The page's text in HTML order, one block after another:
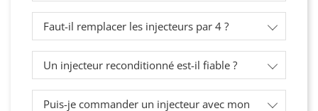
Faut-il remplacer les injecteurs par 4 ?
Un injecteur reconditionné est-il fiable ?
Puis-je commander un injecteur avec mon